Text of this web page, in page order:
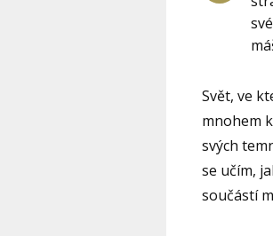
Svět, ve
mnohem
svých
se učím,
součástí